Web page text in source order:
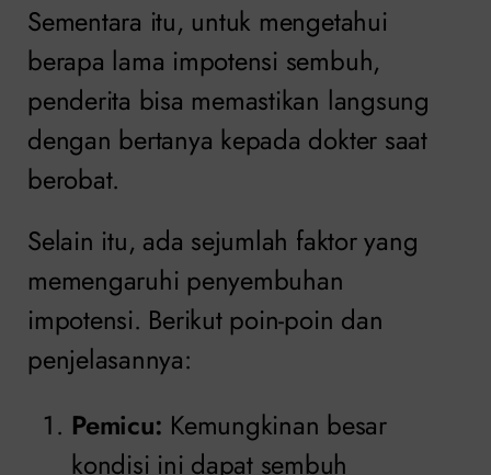
Sementara itu, untuk mengetahui
berapa lama impotensi sembuh,
penderita bisa memastikan langsung
dengan bertanya kepada dokter saat
berobat.
Selain itu, ada sejumlah faktor yang
memengaruhi penyembuhan
impotensi. Berikut poin-poin dan
penjelasannya:
Pemicu: Kemungkinan besar
kondisi ini dapat sembuh